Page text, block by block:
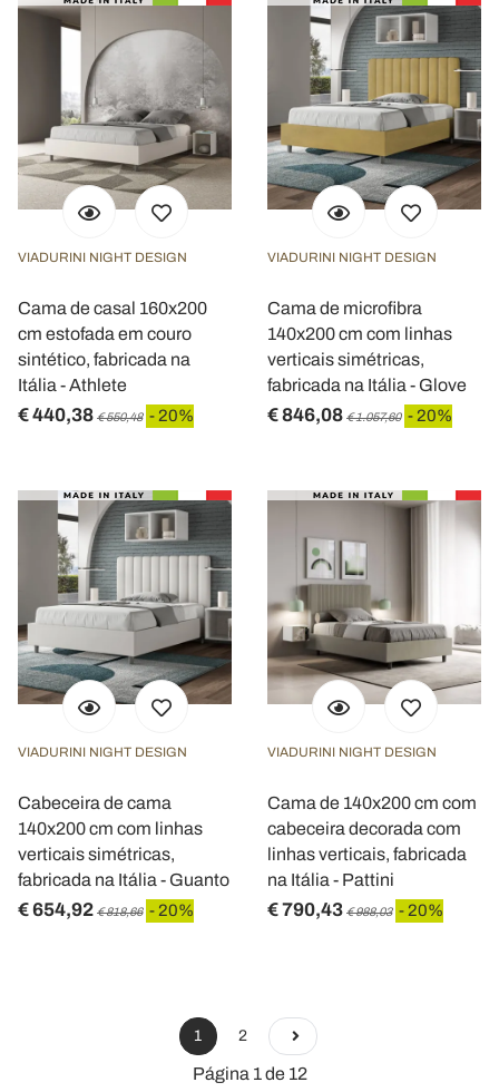
VIADURINI NIGHT DESIGN
Cama de casal 160x200
cm estofada em couro
sintético, fabricada na
Itália - Athlete
€ 440,38 € 550,48 - 20%
VIADURINI NIGHT DESIGN
Cama de microfibra
140x200 cm com linhas
verticais simétricas,
fabricada na Itália - Glove
€ 846,08 € 1.057,60 - 20%
VIADURINI NIGHT DESIGN
Cabeceira de cama
140x200 cm com linhas
verticais simétricas,
fabricada na Itália - Guanto
€ 654,92 € 818,66 - 20%
VIADURINI NIGHT DESIGN
Cama de 140x200 cm com
cabeceira decorada com
linhas verticais, fabricada
na Itália - Pattini
€ 790,43 € 988,03 - 20%
1 2
Página 1 de 12